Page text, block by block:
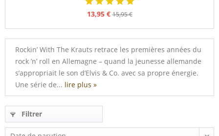
13,95 € 15,95 €
Rockin’ With The Krauts retrace les premières années du
rock ’n’ roll en Allemagne – quand la jeunesse allemande
s’appropriait le son d’Elvis & Co. avec sa propre énergie.
Une série de... lire plus »
Filtrer